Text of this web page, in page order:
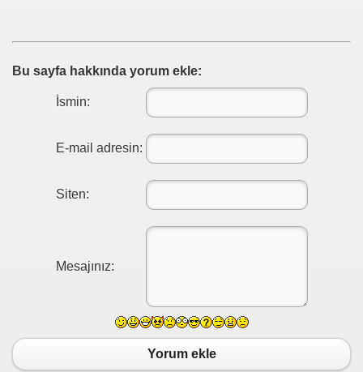
Bu sayfa hakkında yorum ekle:
İsmin:
E-mail adresin:
Siten:
Mesajınız:
Yorum ekle
BÖCEK, BÖCEK İLAÇLAMA, BÖCEK
BAKIMI VE NASIL DİKİLİR,TÜM
KEMAL ATATÜRK BİYOGRAFİSİ, DEVRİMLERİ,
YETENEKLERI GOLLERI VE VIDEOLARI GOL